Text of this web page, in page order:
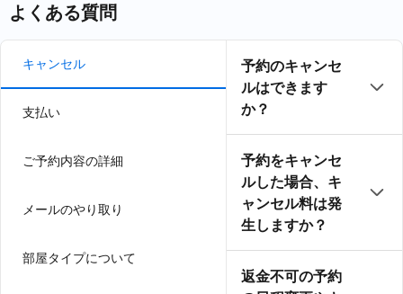
よくある質問
キャンセル
支払い
ご予約内容の詳細
メールのやり取り
部屋タイプについて
予約のキャンセ
ルはできます
か？
予約をキャンセ
ルした場合、キ
ャンセル料は発
生しますか？
返金不可の予約